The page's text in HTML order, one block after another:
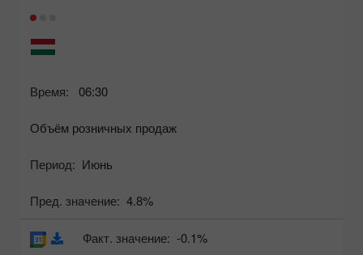
Время: 06:30
Объём розничных продаж
Период: Июнь
Пред. значение: 4.8%
Факт. значение: -0.1%